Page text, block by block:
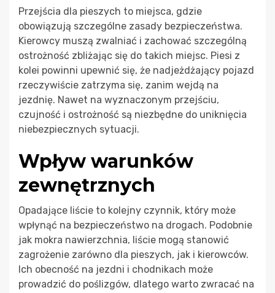
Przejścia dla pieszych to miejsca, gdzie
obowiązują szczególne zasady bezpieczeństwa.
Kierowcy muszą zwalniać i zachować szczególną
ostrożność zbliżając się do takich miejsc. Piesi z
kolei powinni upewnić się, że nadjeżdżający pojazd
rzeczywiście zatrzyma się, zanim wejdą na
jezdnię. Nawet na wyznaczonym przejściu,
czujność i ostrożność są niezbędne do uniknięcia
niebezpiecznych sytuacji.
Wpływ warunków
zewnętrznych
Opadające liście to kolejny czynnik, który może
wpłynąć na bezpieczeństwo na drogach. Podobnie
jak mokra nawierzchnia, liście mogą stanowić
zagrożenie zarówno dla pieszych, jak i kierowców.
Ich obecność na jezdni i chodnikach może
prowadzić do poślizgów, dlatego warto zwracać na